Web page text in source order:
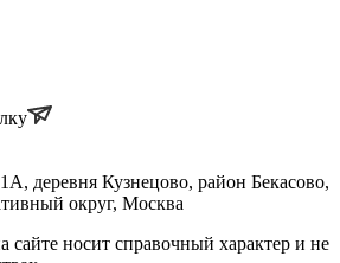
деревня Кузнецово, район Бекасово,
округ, Москва
носит справочный характер и не